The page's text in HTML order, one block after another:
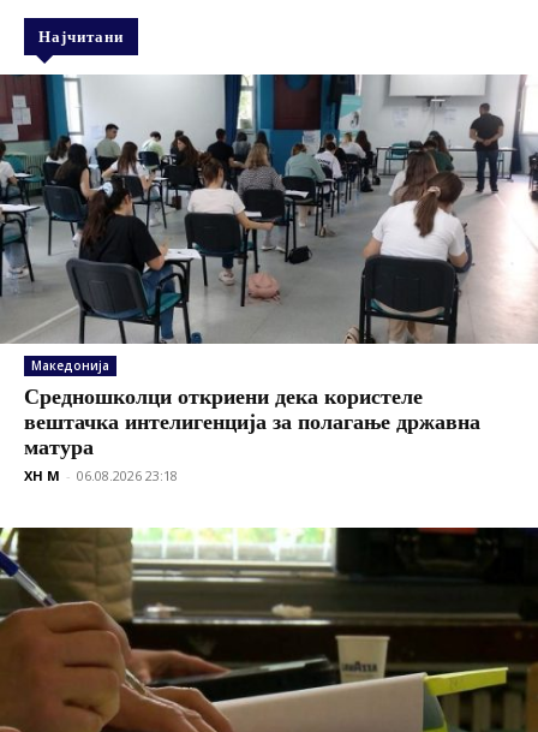
Најчитани
Македонија
Средношколци откриени дека користеле
вештачка интелигенција за полагање државна
матура
XH M - 06.08.2026 23:18